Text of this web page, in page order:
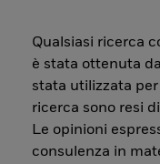
Qualsiasi ricerca
è stata ottenuta
stata utilizzata
ricerca sono resi
Le opinioni
consulenza in